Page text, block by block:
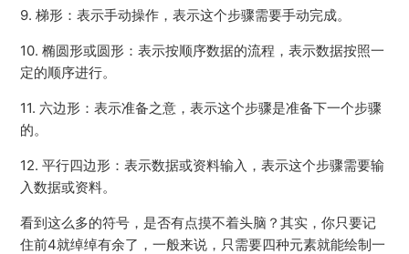
9. 梯形：表示手动操作，表示这个步骤需要手动完成。
10. 椭圆形或圆形：表示按顺序数据的流程，表示数据按照一
定的顺序进行。
11. 六边形：表示准备之意，表示这个步骤是准备下一个步骤
的。
12. 平行四边形：表示数据或资料输入，表示这个步骤需要输
入数据或资料。
看到这么多的符号，是否有点摸不着头脑？其实，你只要记
住前4就绰绰有余了，一般来说，只需要四种元素就能绘制一